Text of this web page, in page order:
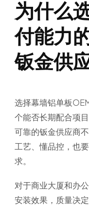
为什么
付能力
钣金供
选择幕墙铝单板
个能否长期配合项
可靠的钣金供应商
工艺、懂品控，也
求。
对于商业大厦和办
安装效果，质量决